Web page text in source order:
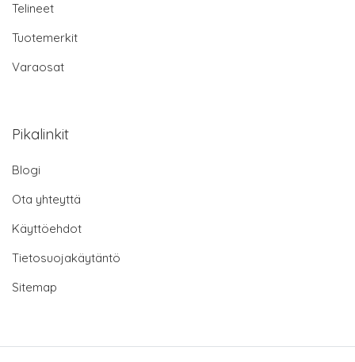
Telineet
Tuotemerkit
Varaosat
Pikalinkit
Blogi
Ota yhteyttä
Käyttöehdot
Tietosuojakäytäntö
Sitemap